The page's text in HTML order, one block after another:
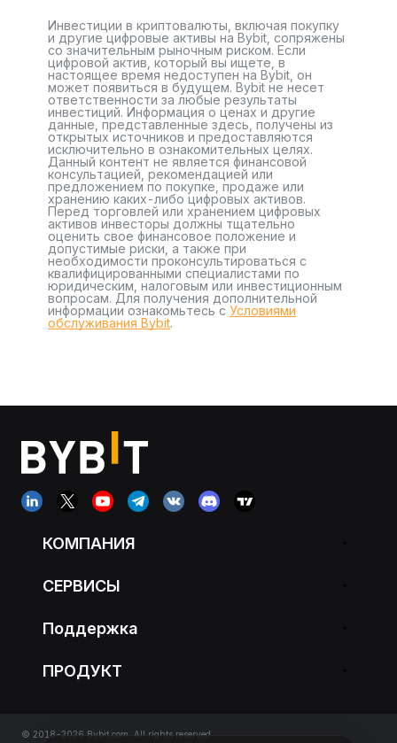
Инвестиции в криптовалюты, включая покупку
и другие цифровые активы на Bybit, сопряжены
со значительным рыночным риском. Если
цифровой актив, который вы ищете, в
настоящее время недоступен на Bybit, он
может появиться в будущем. Bybit не несет
ответственности за любые результаты
инвестиций. Информация о ценах и другие
данные, представленные здесь, получены из
открытых источников и предоставляются
исключительно в ознакомительных целях.
Данный контент не является финансовой
консультацией, рекомендацией или
предложением по покупке, продаже или
хранению каких-либо цифровых активов.
Перед торговлей или хранением цифровых
активов инвесторы должны тщательно
оценить свое финансовое положение и
допустимые риски, а также при
необходимости проконсультироваться с
квалифицированными специалистами по
юридическим, налоговым или инвестиционным
вопросам. Для получения дополнительной
информации ознакомьтесь с Условиями
обслуживания Bybit.
КОМПАНИЯ
СЕРВИСЫ
Поддержка
ПРОДУКТ
© 2018-2026 Bybit.com. All rights reserved.